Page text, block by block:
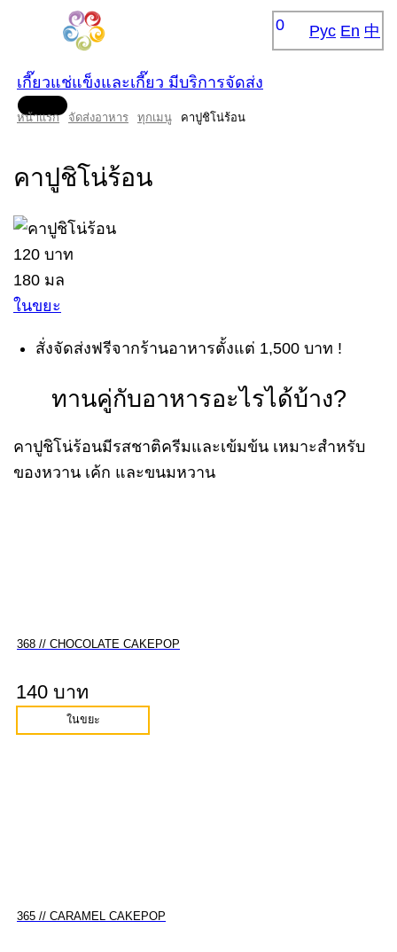
0 Рус En 中
เกี๊ยวแช่แข็งและเกี๊ยว มีบริการจัดส่ง
หน้าแรก จัดส่งอาหาร ทุกเมนู คาปูชิโน่ร้อน
คาปูชิโน่ร้อน
120 บาท
180 มล
ในขยะ
สั่งจัดส่งฟรีจากร้านอาหารตั้งแต่ 1,500 บาท !
ทานคู่กับอาหารอะไรได้บ้าง?
คาปูชิโน่ร้อนมีรสชาติครีมและเข้มข้น เหมาะสำหรับ
ของหวาน เค้ก และขนมหวาน
368 // CHOCOLATE CAKEPOP
140 บาท
ในขยะ
365 // CARAMEL CAKEPOP